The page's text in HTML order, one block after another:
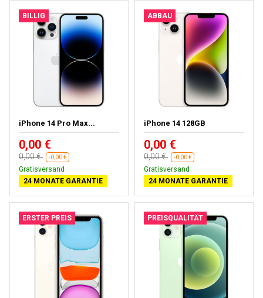
BILLIG
iPhone 14 Pro Max...
0,00 €
0,00 € -0,00 €
Gratisversand
24 MONATE GARANTIE
ABBAU
iPhone 14 128GB
0,00 €
0,00 € -0,00 €
Gratisversand
24 MONATE GARANTIE
ERSTER PREIS PREISQUALITÄT